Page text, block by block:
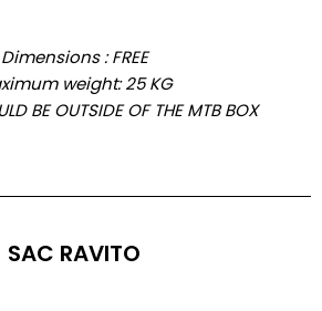
Dimensions : FREE
weight: 25 KG
BE OUTSIDE OF THE MTB BOX
SAC RAVITO